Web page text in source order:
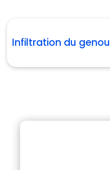
Infiltration du genou